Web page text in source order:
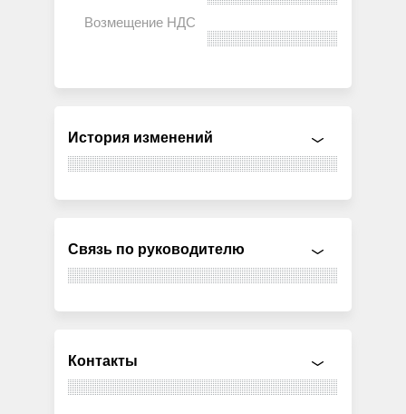
История изменений
Связь по руководителю
Контакты